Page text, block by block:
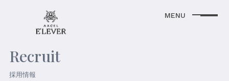
Recruit
採用情報